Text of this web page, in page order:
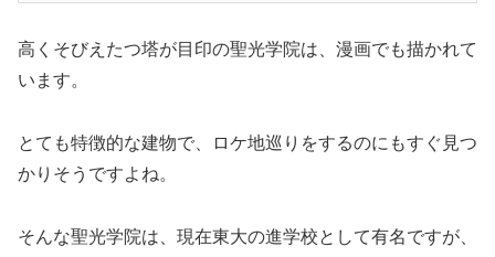
高くそびえたつ塔が目印の聖光学院は、漫画でも描かれて
います。
とても特徴的な建物で、ロケ地巡りをするのにもすぐ見つ
かりそうですよね。
そんな聖光学院は、現在東大の進学校として有名ですが、